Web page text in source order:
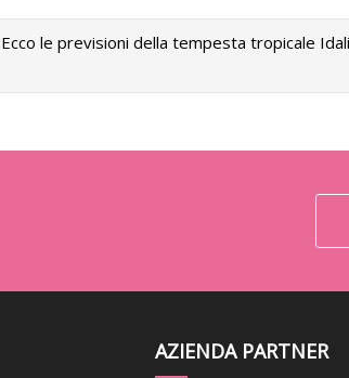
Ecco le previsioni della tempesta tropicale
AZIENDA PARTNER